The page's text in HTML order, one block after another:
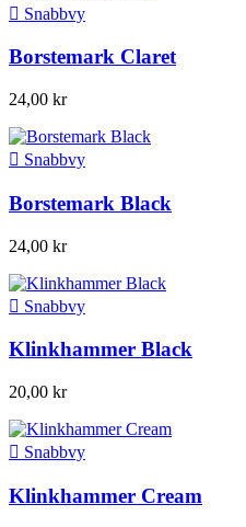
 Snabbvy
Borstemark Claret
24,00 kr
 Snabbvy
Borstemark Black
24,00 kr
 Snabbvy
Klinkhammer Black
20,00 kr
 Snabbvy
Klinkhammer Cream